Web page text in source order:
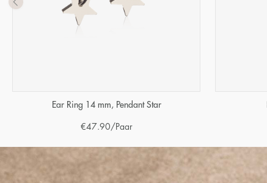
Ear Ring 14 mm, Pendant Star
€47.90 /Paar